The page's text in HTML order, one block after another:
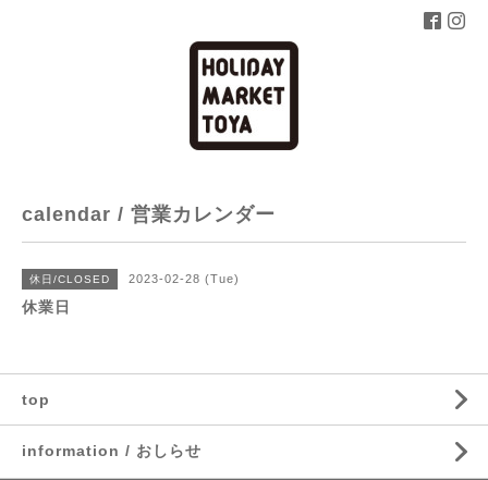
calendar / 営業カレンダー
休日/CLOSED 2023-02-28 (Tue)
休業日
top
information / おしらせ